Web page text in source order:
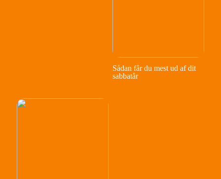
Sådan får du mest ud af dit
sabbatår